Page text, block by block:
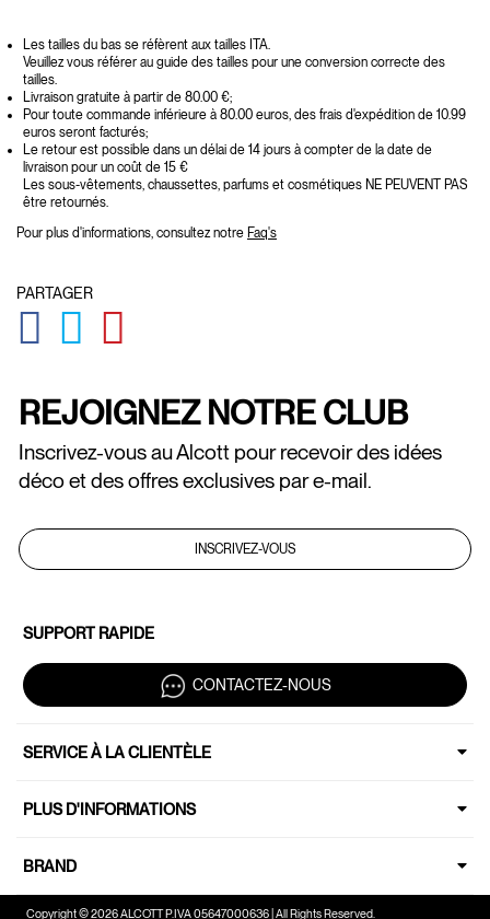
Les tailles du bas se réfèrent aux tailles ITA.
Veuillez vous référer au guide des tailles pour une conversion correcte des
tailles.
Livraison gratuite à partir de 80.00 €;
Pour toute commande inférieure à 80.00 euros, des frais d'expédition de 10.99
euros seront facturés;
Le retour est possible dans un délai de 14 jours à compter de la date de
livraison pour un coût de 15 €
Les sous-vêtements, chaussettes, parfums et cosmétiques NE PEUVENT PAS
être retournés.
Pour plus d'informations, consultez notre Faq's
PARTAGER
GLOBAL.SOCIALSHARE.FACEBOOK
GLOBAL.SOCIALSHARE.TWITTER
REJOIGNEZ NOTRE CLUB
Inscrivez-vous au Alcott pour recevoir des idées
déco et des offres exclusives par e-mail.
INSCRIVEZ-VOUS
SUPPORT RAPIDE
CONTACTEZ-NOUS
SERVICE À LA CLIENTÈLE
PLUS D'INFORMATIONS
BRAND
Copyright © 2026 ALCOTT P.IVA 05647000636 | All Rights Reserved.